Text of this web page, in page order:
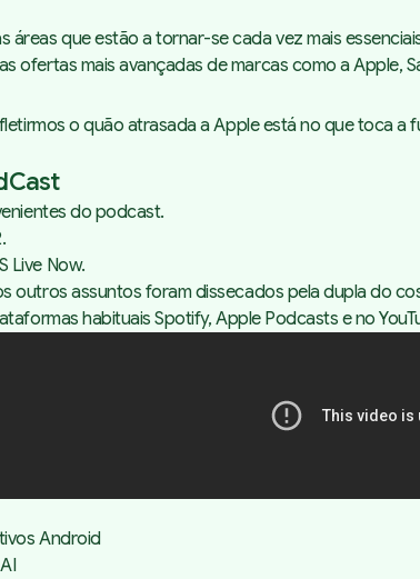
áreas que estão a tornar-se cada vez mais
ofertas mais avançadas de marcas como a Apple,
o quão atrasada a Apple está no que toca
do podcast.
.
Live Now.
outros assuntos foram dissecados pela dupla do
habituaisSpotify,Apple Podcasts e no
Android